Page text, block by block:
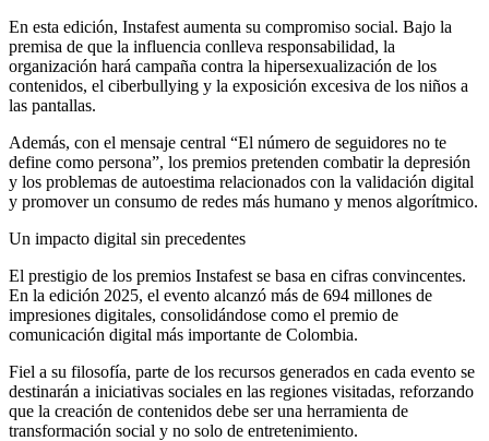
En esta edición, Instafest aumenta su compromiso social. Bajo la
premisa de que la influencia conlleva responsabilidad, la
organización hará campaña contra la hipersexualización de los
contenidos, el ciberbullying y la exposición excesiva de los niños a
las pantallas.
Además, con el mensaje central “El número de seguidores no te
define como persona”, los premios pretenden combatir la depresión
y los problemas de autoestima relacionados con la validación digital
y promover un consumo de redes más humano y menos algorítmico.
Un impacto digital sin precedentes
El prestigio de los premios Instafest se basa en cifras convincentes.
En la edición 2025, el evento alcanzó más de 694 millones de
impresiones digitales, consolidándose como el premio de
comunicación digital más importante de Colombia.
Fiel a su filosofía, parte de los recursos generados en cada evento se
destinarán a iniciativas sociales en las regiones visitadas, reforzando
que la creación de contenidos debe ser una herramienta de
transformación social y no solo de entretenimiento.